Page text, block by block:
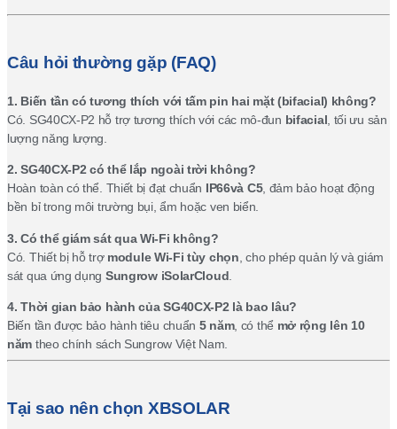
Câu hỏi thường gặp (FAQ)
1. Biến tần có tương thích với tấm pin hai mặt (bifacial) không?
Có. SG40CX-P2 hỗ trợ tương thích với các mô-đun bifacial , tối ưu sản
lượng năng lượng.
2. SG40CX-P2 có thể lắp ngoài trời không?
Hoàn toàn có thể. Thiết bị đạt chuẩn IP66và C5, đảm bảo hoạt động
bền bỉ trong môi trường bụi, ẩm hoặc ven biển.
3. Có thể giám sát qua Wi-Fi không?
Có. Thiết bị hỗ trợ module Wi-Fi tùy chọn , cho phép quản lý và giám
sát qua ứng dụng Sungrow iSolarCloud
4. Thời gian bảo hành của SG40CX-P2 là bao lâu?
Biến tần được bảo hành tiêu chuẩn 5 năm, có thể mở rộng lên 10
năm theo chính sách Sungrow Việt Nam.
Tại sao nên chọn XBSOLAR